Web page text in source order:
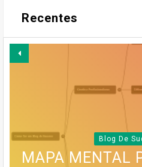
Recentes
GOOGLE
MESSENGER
SERVIÇO MEO
Blog De
MAPA MENTAL
INFOGRÁFICO